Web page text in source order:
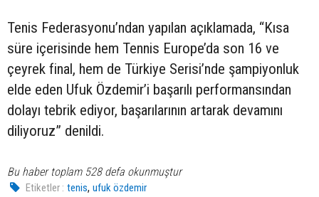
Tenis Federasyonu’ndan yapılan açıklamada, “Kısa
süre içerisinde hem Tennis Europe’da son 16 ve
çeyrek final, hem de Türkiye Serisi’nde şampiyonluk
elde eden Ufuk Özdemir’i başarılı performansından
dolayı tebrik ediyor, başarılarının artarak devamını
diliyoruz” denildi.
Bu haber toplam 528 defa okunmuştur
Etiketler : tenis,ufuk özdemir